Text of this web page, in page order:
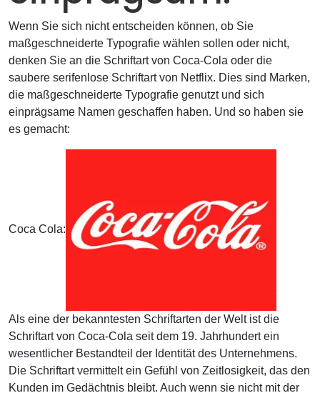
Wenn Sie sich nicht entscheiden können, ob Sie
maßgeschneiderte Typografie wählen sollen oder nicht,
denken Sie an die Schriftart von Coca-Cola oder die
saubere serifenlose Schriftart von Netflix. Dies sind Marken,
die maßgeschneiderte Typografie genutzt und sich
einprägsame Namen geschaffen haben. Und so haben sie
es gemacht:
Coca Cola:
Als eine der bekanntesten Schriftarten der Welt ist die
Schriftart von Coca-Cola seit dem 19. Jahrhundert ein
wesentlicher Bestandteil der Identität des Unternehmens.
Die Schriftart vermittelt ein Gefühl von Zeitlosigkeit, das den
Kunden im Gedächtnis bleibt. Auch wenn sie nicht mit der